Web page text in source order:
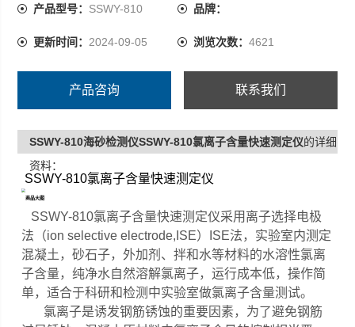
产品型号： SSWY-810 品牌：
更新时间： 2024-09-05 浏览次数： 4621
产品咨询 联系我们
SSWY-810海砂检测仪SSWY-810氯离子含量快速测定仪的详细
资料：
SSWY-810氯离子含量快速测定仪
SSWY-810氯离子含量快速测定仪采用离子选择电极
法（ion selective electrode,ISE）ISE法，实验室内测定
混凝土，砂石子，外加剂、拌和水等材料的水溶性氯离
子含量，纯净水自然溶解氯离子，运行成本低，操作简
单，适合于科研和检测中实验室做氯离子含量测试。
氯离子是诱发钢筋锈蚀的重要因素，为了避免钢筋